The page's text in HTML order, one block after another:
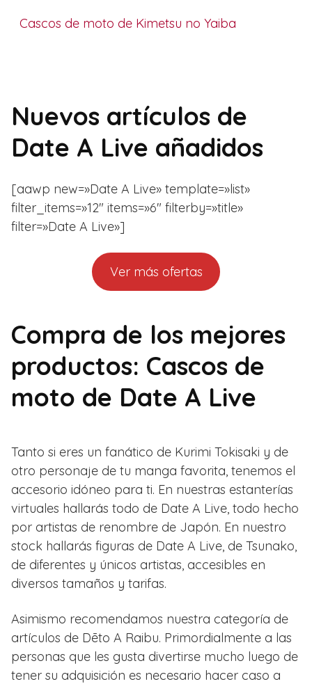
Cascos de moto de Kimetsu no Yaiba
Nuevos artículos de
Date A Live añadidos
[aawp new=»Date A Live» template=»list»
filter_items=»12″ items=»6″ filterby=»title»
filter=»Date A Live»]
Ver más ofertas
Compra de los mejores
productos: Cascos de
moto de Date A Live
Tanto si eres un fanático de Kurimi Tokisaki y de
otro personaje de tu manga favorita, tenemos el
accesorio idóneo para ti. En nuestras estanterías
virtuales hallarás todo de Date A Live, todo hecho
por artistas de renombre de Japón. En nuestro
stock hallarás figuras de Date A Live, de Tsunako,
de diferentes y únicos artistas, accesibles en
diversos tamaños y tarifas.
Asimismo recomendamos nuestra categoría de
artículos de Dēto A Raibu. Primordialmente a las
personas que les gusta divertirse mucho luego de
tener su adquisición es necesario hacer caso a